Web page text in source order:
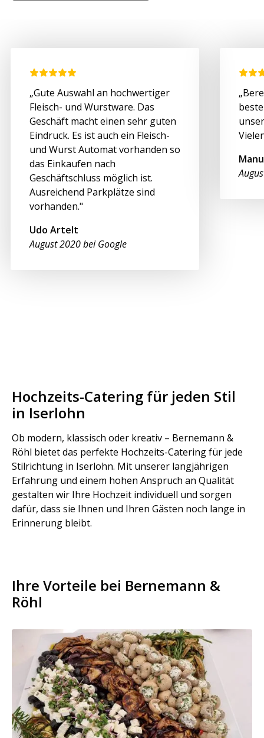
„Gute Auswahl an hochwertiger
Fleisch- und Wurstware. Das
Geschäft macht einen sehr guten
Eindruck. Es ist auch ein Fleisch-
und Wurst Automat vorhanden so
das Einkaufen nach
Geschäftschluss möglich ist.
Ausreichend Parkplätze sind
vorhanden."
Udo Artelt
August 2020 bei Google
Hochzeits-Catering für jeden Stil
in Iserlohn
Ob modern, klassisch oder kreativ – Bernemann &
Röhl bietet das perfekte Hochzeits-Catering für jede
Stilrichtung in Iserlohn. Mit unserer langjährigen
Erfahrung und einem hohen Anspruch an Qualität
gestalten wir Ihre Hochzeit individuell und sorgen
dafür, dass sie Ihnen und Ihren Gästen noch lange in
Erinnerung bleibt.
Ihre Vorteile bei Bernemann &
Röhl